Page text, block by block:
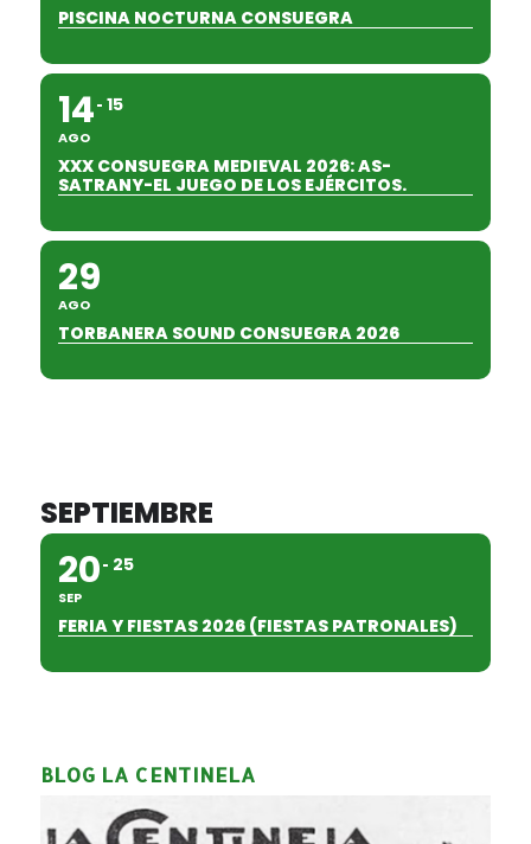
PISCINA NOCTURNA CONSUEGRA
14
AGO
15
XXX CONSUEGRA MEDIEVAL 2026: AS-
SATRANY-EL JUEGO DE LOS EJÉRCITOS.
29
AGO
TORBANERA SOUND CONSUEGRA 2026
SEPTIEMBRE
20
SEP
25
FERIA Y FIESTAS 2026 (FIESTAS PATRONALES)
BLOG LA CENTINELA